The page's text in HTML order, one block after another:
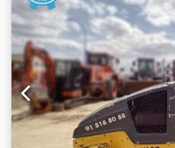
timmar 25,2 kW Kubota
EUR netto Hamm HD 10
4.356 timmar 20,1 kW
Försäljningspris: 8.800
2006 Enligt mätare:
Försäljningspris: 8.800
möjlig!